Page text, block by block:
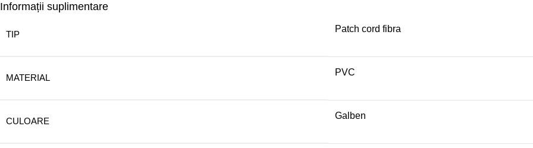
Informații suplimentare
TIP
Patch cord fibra
MATERIAL
PVC
CULOARE
Galben